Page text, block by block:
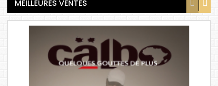
MEILLEURES VENTES